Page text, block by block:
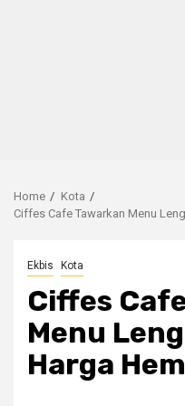
Home
Kota
Ciffes Cafe Tawarkan Menu
Ekbis Kota
Ciffes
Menu
Harga